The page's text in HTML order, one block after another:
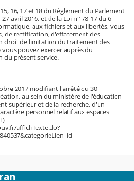
16, 17 et 18 du Règlement du Parlement
avril 2016, et de la Loi n° 78-17 du 6
aux fichiers et aux libertés, vous
de rectification, d'effacement des
droit de limitation du traitement des
pouvez exercer auprès du
du présent service.
2017 modifiant l'arrêté du 30
au sein du ministère de l'éducation
supérieur et de la recherche, d'un
personnel relatif aux espaces
affichTexte.do?